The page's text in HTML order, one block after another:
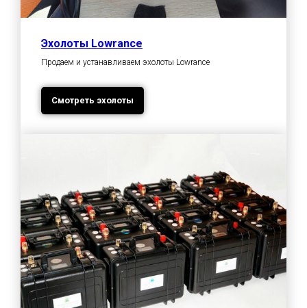
Эхолоты Lowrance
Продаем и устанавливаем эхолоты Lowrance
Смотреть эхолоты